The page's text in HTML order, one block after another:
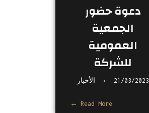
دعوة حضور
الجمعية
العمومية
للشركة
21/03/2023 الأخبار
Read More